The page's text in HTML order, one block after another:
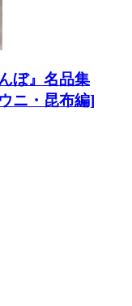
ぼ』名品集
ニ・昆布編]